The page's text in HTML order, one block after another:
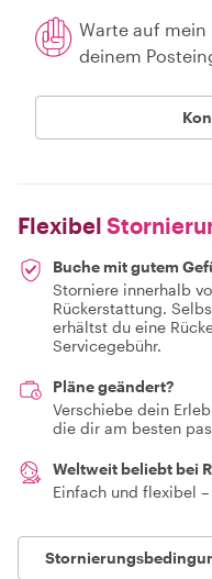
Warte auf
deinem
Flexibel
Buche mit gutem
Storniere innerhalb
Rückerstattung.
erhältst du eine
Servicegebühr.
Pläne geändert?
Verschiebe dein
die dir am besten
Weltweit beliebt bei
Einfach und flexibel